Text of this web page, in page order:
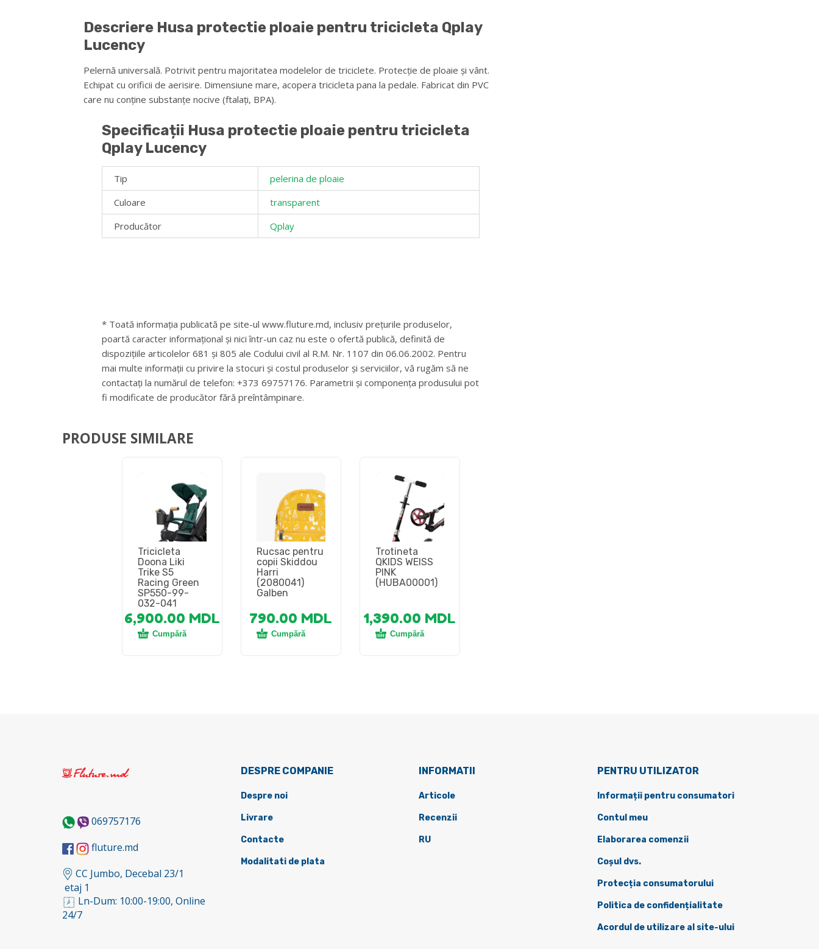
Descriere Husa protectie ploaie pentru tricicleta Qplay
Lucency
Pelernă universală. Potrivit pentru majoritatea modelelor de triciclete. Protecție de ploaie și vânt.
Echipat cu orificii de aerisire. Dimensiune mare, acopera tricicleta pana la pedale. Fabricat din PVC
care nu conține substanțe nocive (ftalați, BPA).
Specificații Husa protectie ploaie pentru tricicleta
Qplay Lucency
Tip
pelerina de ploaie
Culoare
transparent
Producător
Qplay
* Toată informația publicată pe site-ul www.fluture.md, inclusiv prețurile produselor,
poartă caracter informațional și nici într-un caz nu este o ofertă publică, definită de
dispozițiile articolelor 681 și 805 ale Codului civil al R.M. Nr. 1107 din 06.06.2002. Pentru
mai multe informații cu privire la stocuri și costul produselor și serviciilor, vă rugăm să ne
contactați la numărul de telefon: +373 69757176. Parametrii și componența produsului pot
fi modificate de producător fără preîntâmpinare.
PRODUSE SIMILARE
Tricicleta
Doona Liki
Trike S5
Racing Green
SP550-99-
032-041
6,900.00 MDL
Cumpără
Rucsac pentru
copii Skiddou
Harri
(2080041)
Galben
790.00 MDL
Cumpără
Trotineta
QKIDS WEISS
PINK
(HUBA00001)
1,390.00 MDL
Cumpără
069757176
fluture.md
CC Jumbo, Decebal 23/1
etaj 1
Ln-Dum: 10:00-19:00, Online
24/7
DESPRE COMPANIE
Despre noi
Livrare
Contacte
Modalitati de plata
INFORMATII
Articole
Recenzii
RU
PENTRU UTILIZATOR
Informații pentru consumatori
Contul meu
Elaborarea comenzii
Coșul dvs.
Protecția consumatorului
Politica de confidențialitate
Acordul de utilizare al site-ului